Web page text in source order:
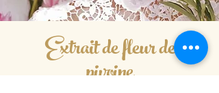
Extrait de fleur de
pivoine